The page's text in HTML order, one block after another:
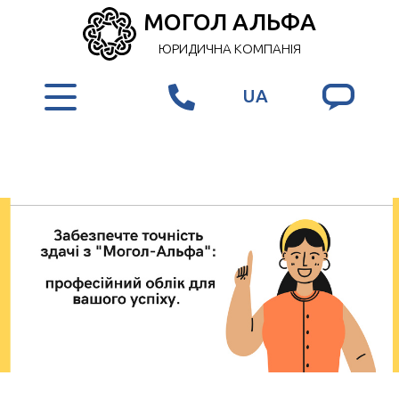
МОГОЛ АЛЬФА
ЮРИДИЧНА КОМПАНІЯ
UA